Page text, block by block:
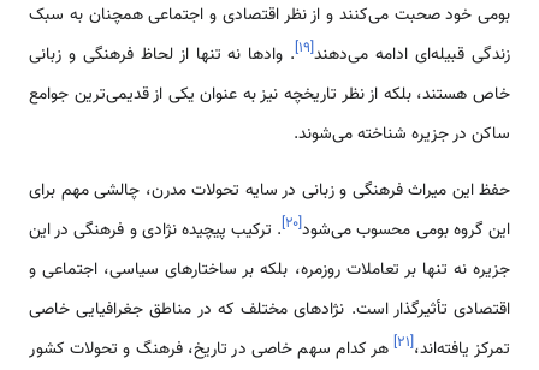
بومی خود صحبت می‌کنند و از نظر اقتصادی و اجتماعی همچنان به سبک
زندگی قبیله‌ای ادامه می‌دهند[۱۹]. وادها نه تنها از لحاظ فرهنگی و زبانی
خاص هستند، بلکه از نظر تاریخچه نیز به عنوان یکی از قدیمی‌ترین جوامع
ساکن در جزیره شناخته می‌شوند.
حفظ این میراث فرهنگی و زبانی در سایه تحولات مدرن، چالشی مهم برای
این گروه بومی محسوب می‌شود[۲۰]. ترکیب پیچیده نژادی و فرهنگی در این
جزیره نه تنها بر تعاملات روزمره، بلکه بر ساختارهای سیاسی، اجتماعی و
اقتصادی تأثیرگذار است. نژادهای مختلف که در مناطق جغرافیایی خاصی
تمرکز یافته‌اند،[۲۱]هر کدام سهم خاصی در تاریخ، فرهنگ و تحولات کشور